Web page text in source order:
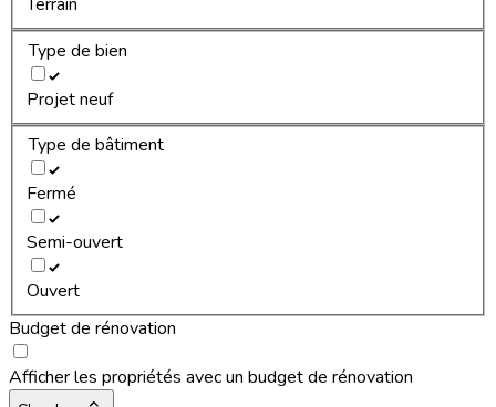
Type de bien
Projet neuf
Type de bâtiment
Fermé
Semi-ouvert
Ouvert
Budget de rénovation
Afficher les propriétés avec un budget de rénovation